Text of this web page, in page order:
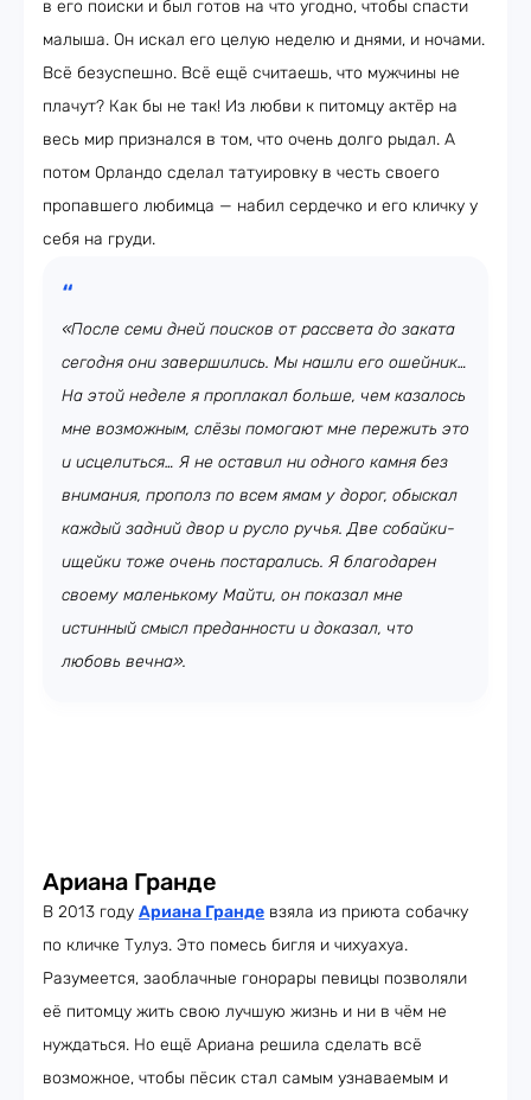
в его поиски и был готов на что угодно, чтобы спасти
малыша. Он искал его целую неделю и днями, и ночами.
Всё безуспешно. Всё ещё считаешь, что мужчины не
плачут? Как бы не так! Из любви к питомцу актёр на
весь мир признался в том, что очень долго рыдал. А
потом Орландо сделал татуировку в честь своего
пропавшего любимца — набил сердечко и его кличку у
себя на груди.
«После семи дней поисков от рассвета до заката
сегодня они завершились. Мы нашли его ошейник…
На этой неделе я проплакал больше, чем казалось
мне возможным, слёзы помогают мне пережить это
и исцелиться… Я не оставил ни одного камня без
внимания, прополз по всем ямам у дорог, обыскал
каждый задний двор и русло ручья. Две собайки-
ищейки тоже очень постарались. Я благодарен
своему маленькому Майти, он показал мне
истинный смысл преданности и доказал, что
любовь вечна».
Ариана Гранде
В 2013 году Ариана Гранде взяла из приюта собачку
по кличке Тулуз. Это помесь бигля и чихуахуа.
Разумеется, заоблачные гонорары певицы позволяли
её питомцу жить свою лучшую жизнь и ни в чём не
нуждаться. Но ещё Ариана решила сделать всё
возможное, чтобы пёсик стал самым узнаваемым и